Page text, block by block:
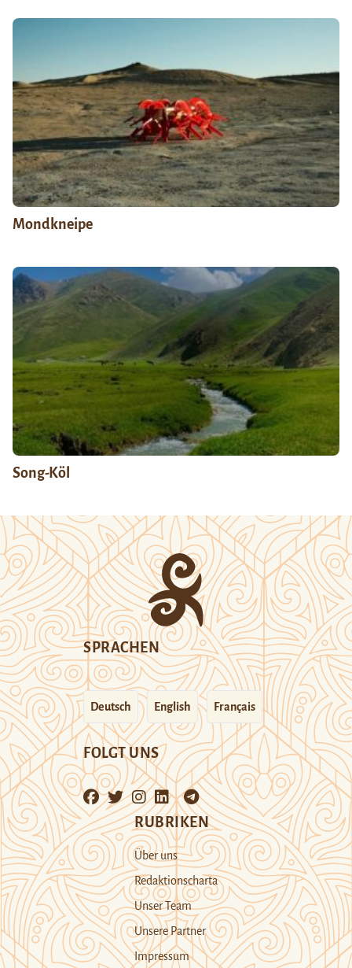
Mondkneipe
Song-Köl
SPRACHEN
Deutsch English Français
FOLGT UNS
RUBRIKEN
Über uns
Redaktionscharta
Unser Team
Unsere Partner
Impressum